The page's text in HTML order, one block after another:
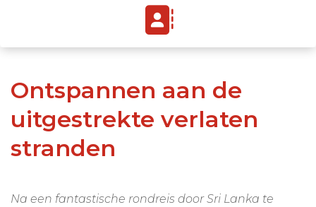
Offerte aanvragen
Ontspannen aan de
uitgestrekte verlaten
stranden
Na een fantastische rondreis door Sri Lanka te